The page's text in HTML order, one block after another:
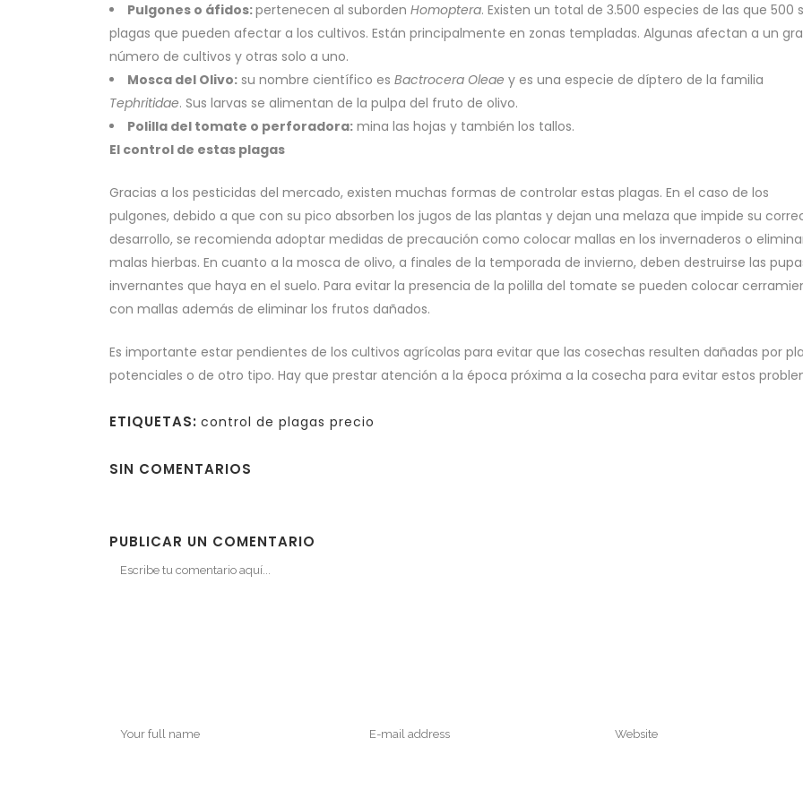
Pulgones o áfidos:pertenecen al suborden Homoptera. Existen un total de 3.500 especies de las que 500
plagas que pueden afectar a los cultivos. Están principalmente en zonas templadas. Algunas afectan a un
número de cultivos y otras solo a uno.
Mosca del Olivo: su nombre científico es Bactrocera Oleae y es una especie de díptero de la familia
Tephritidae. Sus larvas se alimentan de la pulpa del fruto de olivo.
Polilla del tomate o perforadora: mina las hojas y también los tallos.
El control de estas plagas
Gracias a los pesticidas del mercado, existen muchas formas de controlar estas plagas. En el caso de los
pulgones, debido a que con su pico absorben los jugos de las plantas y dejan una melaza que impide su
desarrollo, se recomienda adoptar medidas de precaución como colocar mallas en los invernaderos o
malas hierbas. En cuanto a la mosca de olivo, a finales de la temporada de invierno, deben destruirse las
invernantes que haya en el suelo. Para evitar la presencia de la polilla del tomate se pueden colocar
con mallas además de eliminar los frutos dañados.
Es importante estar pendientes de los cultivos agrícolas para evitar que las cosechas resulten dañadas por
potenciales o de otro tipo. Hay que prestar atención a la época próxima a la cosecha para evitar estos
ETIQUETAS: control de plagas precio
SIN COMENTARIOS
PUBLICAR UN COMENTARIO